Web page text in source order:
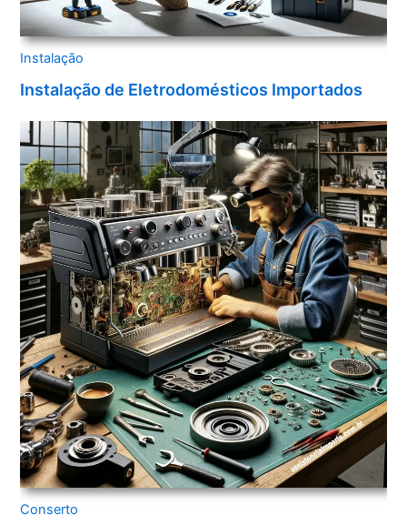
Instalação
Instalação de Eletrodomésticos Importados
Conserto